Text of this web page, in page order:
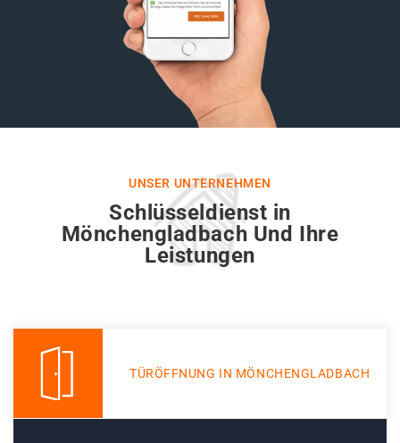
UNSER UNTERNEHMEN
Schlüsseldienst in
Mönchengladbach Und Ihre
Leistungen
TÜRÖFFNUNG IN MÖNCHENGLADBACH